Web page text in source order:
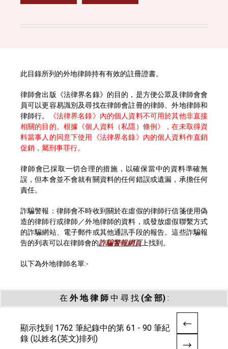
此目錄所列的外地律師持有有效的註冊證書。
律師會出版《法律界名錄》的目的，是方便公眾及律師會會
員可以更容易識別及尋找在律師會註冊的律師、外地律師和
律師行。
《法律界名錄》內的個人資料不可用於其他非直接
相關的目的。根據《個人資料（私隱）條例》，在未取得資
料當事人的同意下使用《法律界名錄》內的個人資料作直銷
促銷，屬刑事罪行。
律師會已採取一切合理的措施，以確保當中的資料準確無
誤，但本會並不會就有關資料的任何錯誤或遺漏，承擔任何
責任。
詐騙警報：律師會不時收到關於在虛假的律師行信箋使用偽
造的律師行或律師／外地律師的資料，或發放虛假聯繫方式
的詐騙網站、電子郵件或其他通訊手段的報告。這些詐騙報
告的列表可以在律師會的詐騙警報網頁上找到。
以下為外地律師名單:-
在 外 地 律 師中 尋 找 (全 部):
顯示找到 1762 筆紀錄中的第 61 - 90 筆紀
錄 (以姓名(英文)排列)